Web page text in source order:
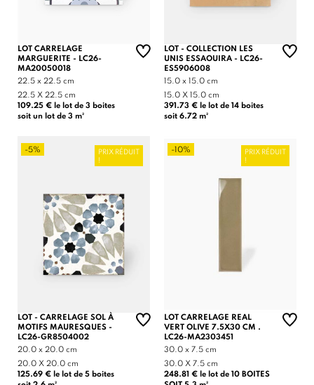
LOT CARRELAGE
MARGUERITE - LC26-
MA20050018
22.5 x 22.5 cm
22.5 X 22.5 cm
109.25 € le lot de 3 boites
soit un lot de 3 m²
LOT - COLLECTION LES
UNIS ESSAOUIRA - LC26-
ES5906008
15.0 x 15.0 cm
15.0 X 15.0 cm
391.73 € le lot de 14 boites
soit 6.72 m²
-5%
PRIX RÉDUIT
!
LOT - CARRELAGE SOL À
MOTIFS MAURESQUES -
LC26-GR8504002
20.0 x 20.0 cm
20.0 X 20.0 cm
125.69 € le lot de 5 boites
-10%
PRIX RÉDUIT
!
LOT CARRELAGE REAL
VERT OLIVE 7.5X30 CM .
LC26-MA2303451
30.0 x 7.5 cm
30.0 X 7.5 cm
248.81 € le lot de 10 BOITES